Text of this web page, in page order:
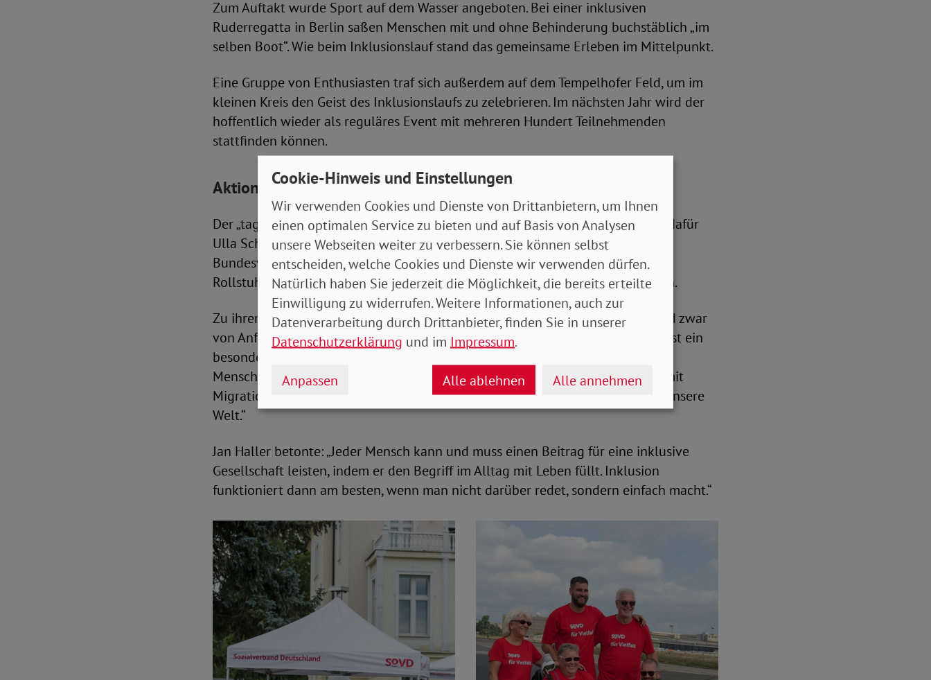
Zum Auftakt wurde Sport auf dem Wasser angeboten. Bei einer inklusiven
Ruderregatta in Berlin saßen Menschen mit und ohne Behinderung buchstäblich „im
selben Boot“. Wie beim Inklusionslauf stand das gemeinsame Erleben im Mittelpunkt.
Eine Gruppe von Enthusiasten traf sich außerdem auf dem Tempelhofer Feld, um im
kleinen Kreis den Geist des Inklusionslaufs zu zelebrieren. Im nächsten Jahr wird der
hoffentlich wieder als reguläres Event mit mehreren Hundert Teilnehmenden
stattfinden können.
Aktionstag mit hochkarätiger Unterstützung
Der „tag des wir“ steht unter prominenter Schirmherrschaft. Der SoVD konnte dafür
Ulla Schmidt, frühere Bundesministerin und heute Vorsitzende der
Bundesvereinigung Lebenshilfe, und Jan Haller, Kapitän der deutschen
Rollstuhlbasketball-Nationalmannschaft und paralympischer Athlet, gewinnen.
Zu ihrem Engagement sagte Ulla Schmidt: „Alle Menschen gehören dazu – und zwar
von Anfang an. Unsere Gesellschaft ist vielfältig und bunt – und diese Vielfalt ist ein
besonderer Reichtum: Junge und Alte, Menschen mit und ohne Behinderung,
Menschen unterschiedlicher sexueller Orientierung und Identität, Menschen mit
Migrationshintergrund. Sie alle gehören selbstverständlich dazu und prägen unsere
Welt.“
Jan Haller betonte: „Jeder Mensch kann und muss einen Beitrag für eine inklusive
Gesellschaft leisten, indem er den Begriff im Alltag mit Leben füllt. Inklusion
funktioniert dann am besten, wenn man nicht darüber redet, sondern einfach macht.“
Cookie-Hinweis und Einstellungen
Wir verwenden Cookies und Dienste von Drittanbietern, um Ihnen
einen optimalen Service zu bieten und auf Basis von Analysen
unsere Webseiten weiter zu verbessern. Sie können selbst
entscheiden, welche Cookies und Dienste wir verwenden dürfen.
Natürlich haben Sie jederzeit die Möglichkeit, die bereits erteilte
Einwilligung zu widerrufen. Weitere Informationen, auch zur
Datenverarbeitung durch Drittanbieter, finden Sie in unserer
Datenschutzerklärung und im Impressum.
Anpassen Alle ablehnen Alle annehmen